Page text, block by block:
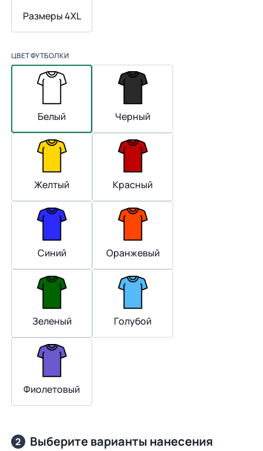
Размеры 4XL
ЦВЕТ ФУТБОЛКИ
Белый Черный
Желтый Красный
Синий Оранжевый
Зеленый Голубой
Фиолетовый
2 Выберите варианты нанесения